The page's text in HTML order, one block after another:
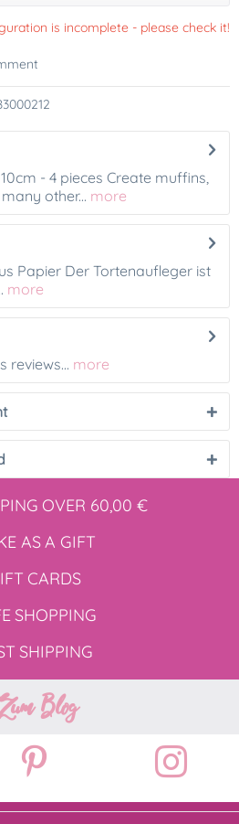
is incomplete - please check it!
- 4 pieces Create muffins,
other... more
Papier Der Tortenaufleger ist
more
reviews... more
OVER 60,00 €
ASA GIFT
CARDS
SHOPPING
SHIPPING
Blog